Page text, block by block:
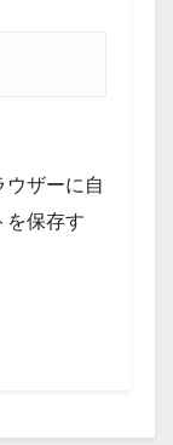
ウザーに自
を保存す